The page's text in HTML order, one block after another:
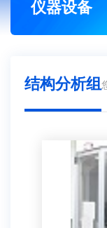
仪器设备
结构分析组